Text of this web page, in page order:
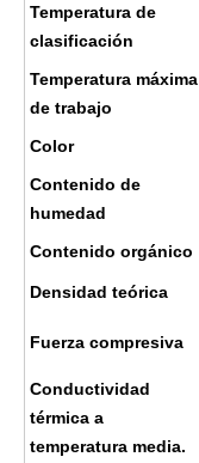
Temperatura de
clasificación
Temperatura máxima
de trabajo
Color
Contenido de
humedad
Contenido orgánico
Densidad teórica
Fuerza compresiva
Conductividad
térmica a
temperatura media.